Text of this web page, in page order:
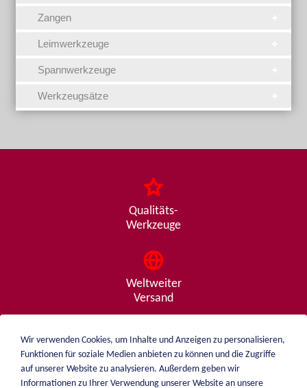
Zangen
Leimwerkzeuge
Spannwerkzeuge
Werkzeugsätze
Qualitäts-
Werkzeuge
Weltweiter
Versand
Beratung
von A - Z
Wir verwenden Cookies, um Inhalte und Anzeigen zu personalisieren,
Funktionen für soziale Medien anbieten zu können und die Zugriffe
auf unserer Website zu analysieren. Außerdem geben wir
Informationen zu Ihrer Verwendung unserer Website an unsere